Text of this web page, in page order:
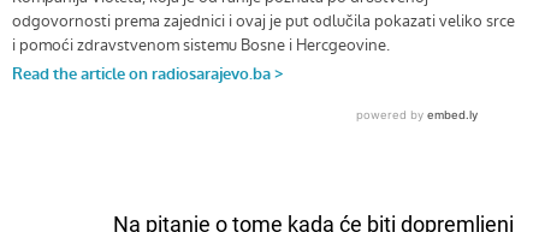
Na pitanje o tome kada će biti dopremljeni